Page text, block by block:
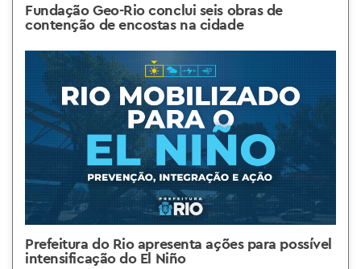
Fundação Geo-Rio conclui seis obras de
contenção de encostas na cidade
Prefeitura do Rio apresenta ações para possível
intensificação do El Niño